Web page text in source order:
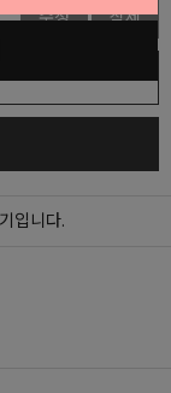
수정 삭제
입니다.